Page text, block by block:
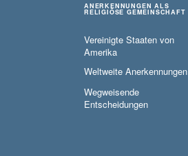
ANERKENNUNGEN ALS
RELIGIÖSE GEMEINSCHAFT
Vereinigte Staaten von
Amerika
Weltweite Anerkennungen
Wegweisende
Entscheidungen